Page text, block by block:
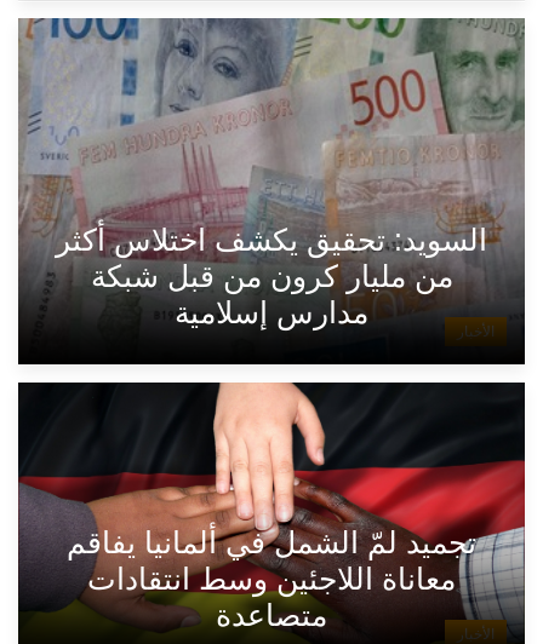
الأخبار
السويد: تحقيق يكشف اختلاس أكثر
من مليار كرون من قبل شبكة
مدارس إسلامية
الأخبار
تجميد لمّ الشمل في ألمانيا يفاقم
معاناة اللاجئين وسط انتقادات
متصاعدة